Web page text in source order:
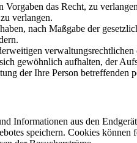
Vorgaben das Recht, zu
verlangen.
nach Maßgabe der
gewöhnlich aufhalten, der
der Ihre Person betreffenden
Informationen aus den
speichern. Cookies